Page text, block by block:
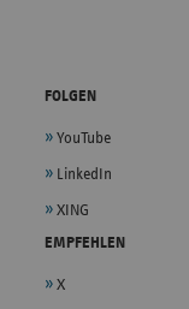
FOLGEN
YouTube
LinkedIn
XING
EMPFEHLEN
X